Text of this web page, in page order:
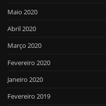
Maio 2020
Abril 2020
Março 2020
Fevereiro 2020
Janeiro 2020
Fevereiro 2019